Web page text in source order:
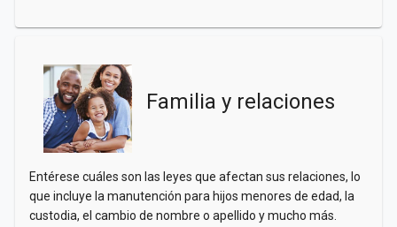
Familia y relaciones
Entérese cuáles son las leyes que afectan sus relaciones, lo
que incluye la manutención para hijos menores de edad, la
custodia, el cambio de nombre o apellido y mucho más.